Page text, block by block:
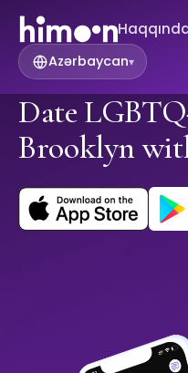
Azərbaycan▾
Date
Brooklyn